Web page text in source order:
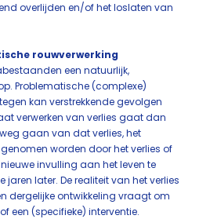
overlijden en/of het loslaten van
rouwverwerking
een natuurlijk,
Problematische (complexe)
kan verstrekkende gevolgen
verwerken van verlies gaat dan
gaan van dat verlies, het
worden door het verlies of
invulling aan het leven te
jaren later. De realiteit van het verlies
dergelijke ontwikkeling vraagt om
een (specifieke) interventie.